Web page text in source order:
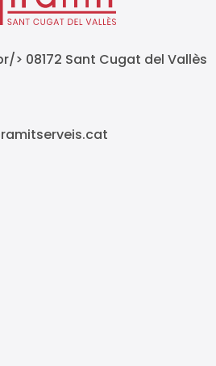
> 08172 Sant Cugat del Vallès